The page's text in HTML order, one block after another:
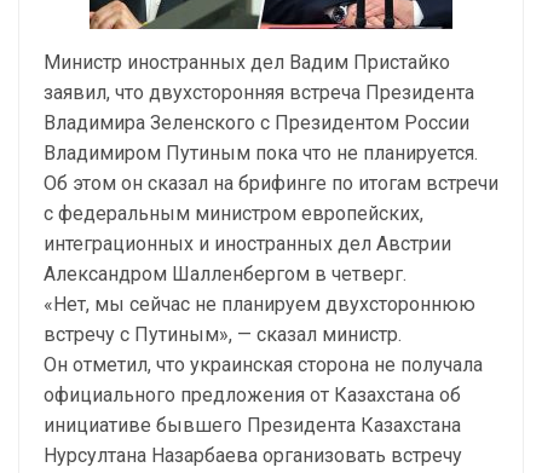
Министр иностранных дел Вадим Пристайко
заявил, что двухсторонняя встреча Президента
Владимира Зеленского с Президентом России
Владимиром Путиным пока что не планируется.
Об этом он сказал на брифинге по итогам встречи
с федеральным министром европейских,
интеграционных и иностранных дел Австрии
Александром Шалленбергом в четверг.
«Нет, мы сейчас не планируем двухстороннюю
встречу с Путиным», — сказал министр.
Он отметил, что украинская сторона не получала
официального предложения от Казахстана об
инициативе бывшего Президента Казахстана
Нурсултана Назарбаева организовать встречу